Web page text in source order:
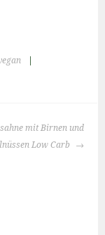
mit Birnen und
Low Carb